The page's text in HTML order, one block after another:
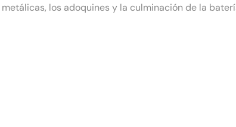
los adoquines y la culminación de la